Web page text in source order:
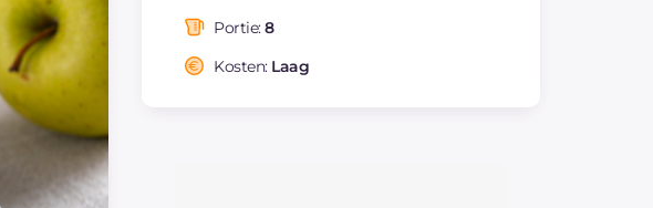
Portie:8
Kosten: Laag